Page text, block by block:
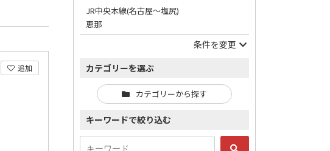
追加
JR中央本線(名古屋～塩尻)
恵那
条件を変更
カテゴリーを選ぶ
カテゴリーから探す
キーワードで絞り込む